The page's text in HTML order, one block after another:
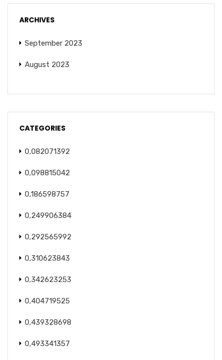
ARCHIVES
September 2023
August 2023
CATEGORIES
0,082071392
0,098815042
0,186598757
0,249906384
0,292565992
0,310623843
0,342623253
0,404719525
0,439328698
0,493341357